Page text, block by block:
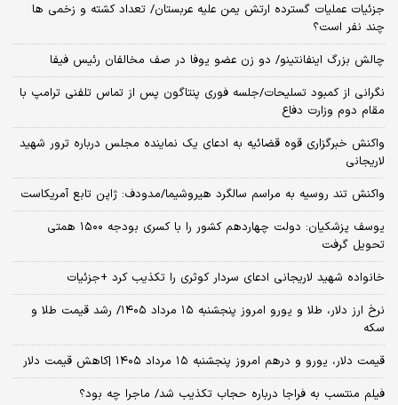
جزئیات عملیات گسترده ارتش یمن علیه عربستان/ تعداد کشته و زخمی ها
چند نفر است؟
چالش بزرگ اینفانتینو/ دو زن عضو یوفا در صف مخالفان رئیس فیفا
نگرانی از کمبود تسلیحات/جلسه فوری پنتاگون پس از تماس تلفنی ترامپ با
مقام دوم وزارت دفاع
واکنش خبرگزاری قوه قضائیه به ادعای یک نماینده مجلس درباره ترور شهید
لاریجانی
واکنش تند روسیه به مراسم سالگرد هیروشیما/مدودف: ژاپن تابع آمریکاست
یوسف پزشکیان: دولت چهاردهم کشور را با کسری بودجه ۱۵۰۰ همتی
تحویل گرفت
خانواده شهید لاریجانی ادعای سردار کوثری را تکذیب کرد +جزئیات
نرخ ارز دلار، طلا و یورو امروز پنجشنبه ۱۵ مرداد ۱۴۰۵/ رشد قیمت طلا و
سکه
قیمت دلار، یورو و درهم امروز پنجشنبه ۱۵ مرداد ۱۴۰۵ |کاهش قیمت دلار
فیلم منتسب به فراجا درباره حجاب تکذیب شد/ ماجرا چه بود؟